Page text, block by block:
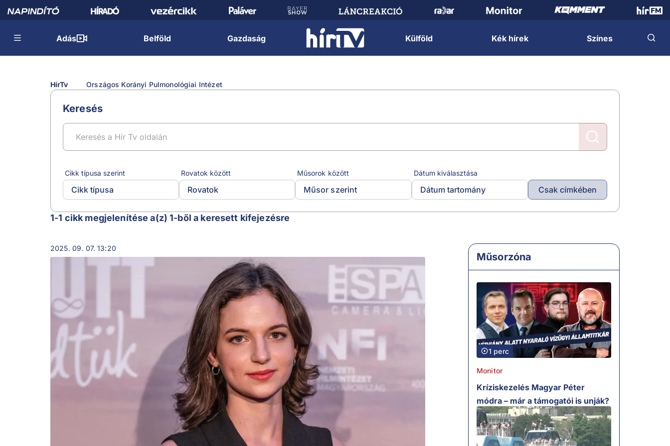
Adás Belföld Gazdaság Külföld Kék hírek Színes
HírTv Országos Korányi Pulmonológiai Intézet
Keresés
Cikk típusa szerint
Cikk típusa
Rovatok között
Rovatok
Műsorok között
Műsor szerint
Dátum kiválasztása
Dátum tartomány Csak címkében
Országos Korányi Pulmonológiai Intézet
1-1 cikk megjelenítése a(z) 1-ből a keresett kifejezésre
2025. 09. 07. 13:20
Műsorzóna
1 perc
Monitor
Kríziskezelés Magyar Péter
módra – már a támogatói is unják?